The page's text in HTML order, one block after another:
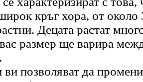
кръг хора, от около
Децата растат
размер ще варира
позволяват да